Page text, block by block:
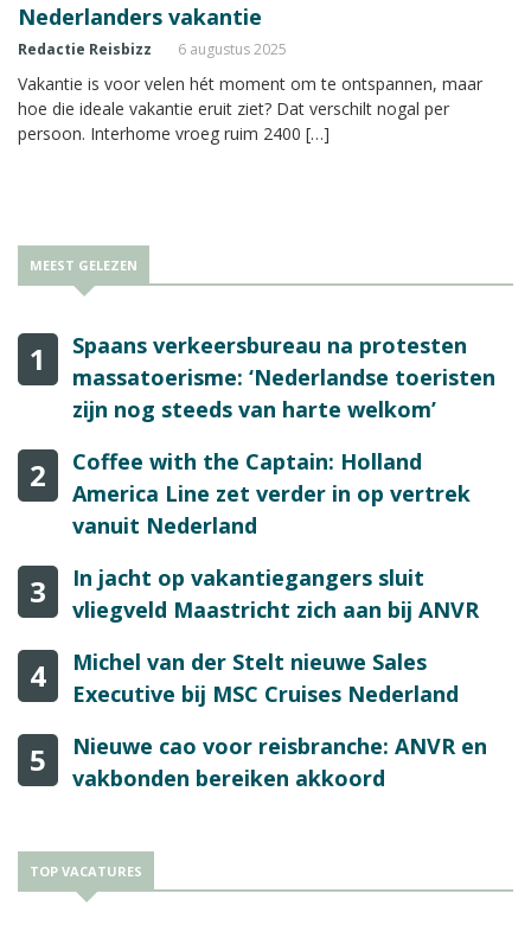
Nederlanders vakantie
Redactie Reisbizz 6 augustus 2025
Vakantie is voor velen hét moment om te ontspannen, maar
hoe die ideale vakantie eruit ziet? Dat verschilt nogal per
persoon. Interhome vroeg ruim 2400 […]
MEEST GELEZEN
1
Spaans verkeersbureau na protesten
massatoerisme: ‘Nederlandse toeristen
zijn nog steeds van harte welkom’
2
Coffee with the Captain: Holland
America Line zet verder in op vertrek
vanuit Nederland
3
In jacht op vakantiegangers sluit
vliegveld Maastricht zich aan bij ANVR
4
Michel van der Stelt nieuwe Sales
Executive bij MSC Cruises Nederland
5
Nieuwe cao voor reisbranche: ANVR en
vakbonden bereiken akkoord
TOP VACATURES